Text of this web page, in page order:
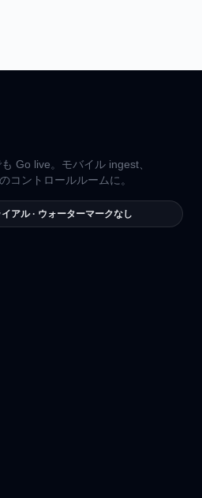
Go live。モバイル ingest、
コントロールルームに。
アル · ウォーターマークなし